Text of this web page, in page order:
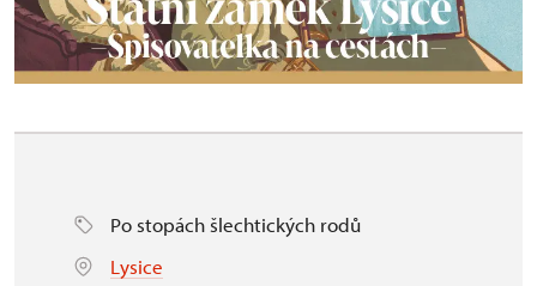
Po stopách šlechtických rodů
Lysice